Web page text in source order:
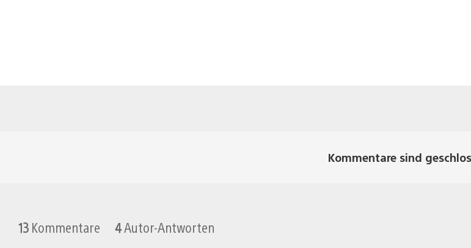
Kommentare sind
13 Kommentare 4Autor-Antworten